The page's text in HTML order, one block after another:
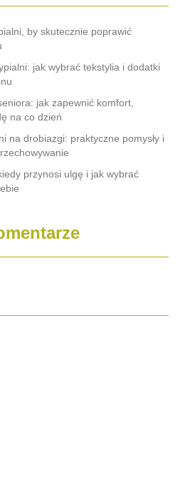
by skutecznie poprawić
jak wybrać tekstylia i dodatki
jak zapewnić komfort,
na co dzień
na drobiazgi: praktyczne pomysły i
przynosi ulgę i jak wybrać